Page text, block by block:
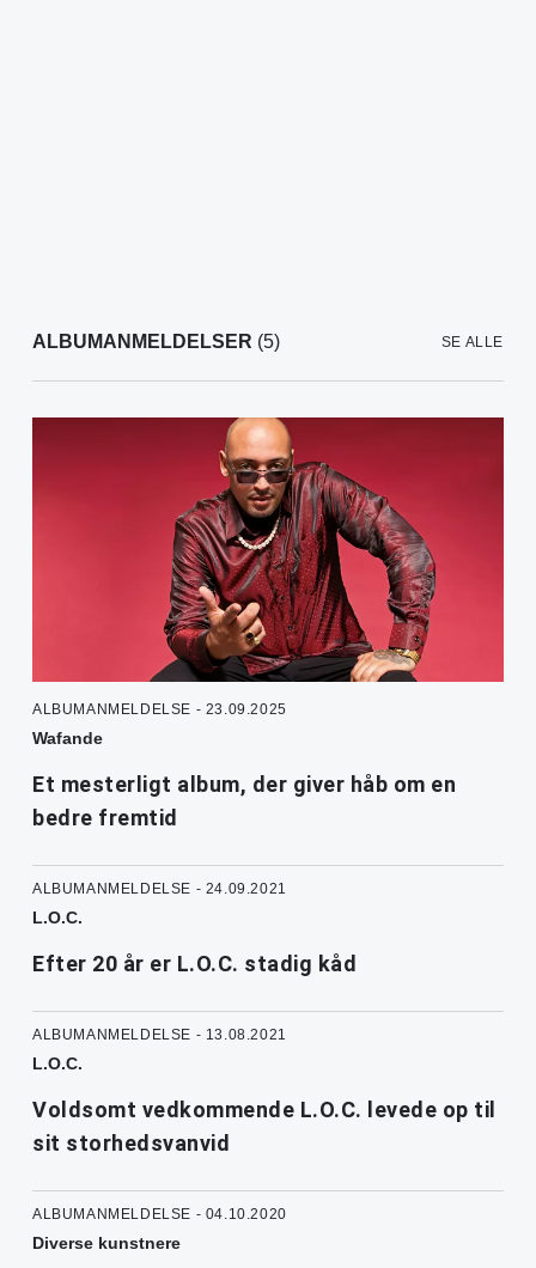
ALBUMANMELDELSER (5) SE ALLE
ALBUMANMELDELSE - 23.09.2025
Wafande
Et mesterligt album, der giver håb om en
bedre fremtid
ALBUMANMELDELSE - 24.09.2021
L.O.C.
Efter 20 år er L.O.C. stadig kåd
ALBUMANMELDELSE - 13.08.2021
L.O.C.
Voldsomt vedkommende L.O.C. levede op til
sit storhedsvanvid
ALBUMANMELDELSE - 04.10.2020
Diverse kunstnere